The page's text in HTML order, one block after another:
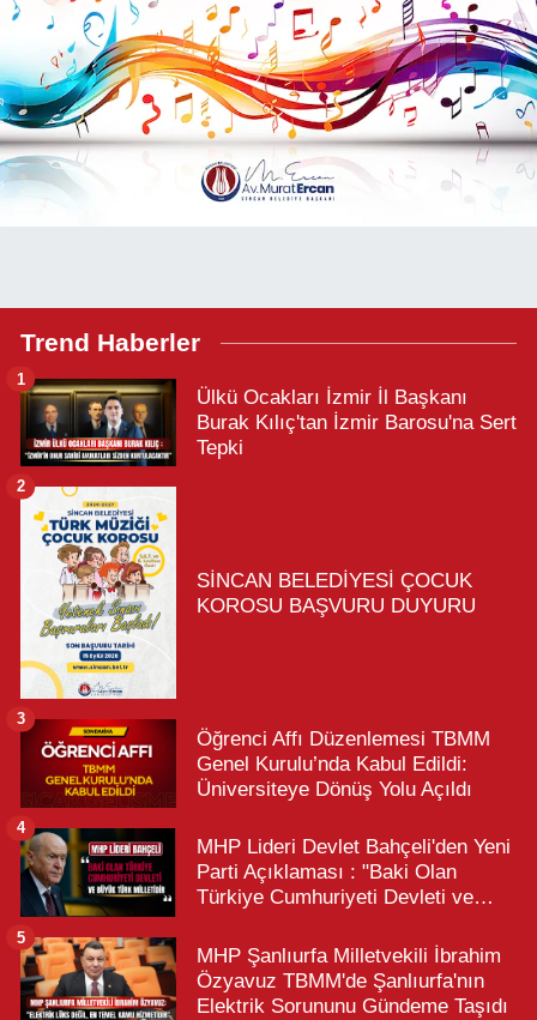
Trend Haberler
Ülkü Ocakları İzmir İl Başkanı
Burak Kılıç'tan İzmir Barosu'na Sert
Tepki
1
SİNCAN BELEDİYESİ ÇOCUK
KOROSU BAŞVURU DUYURU
2
Öğrenci Affı Düzenlemesi TBMM
Genel Kurulu’nda Kabul Edildi:
Üniversiteye Dönüş Yolu Açıldı
3
MHP Lideri Devlet Bahçeli'den Yeni
Parti Açıklaması : "Baki Olan
Türkiye Cumhuriyeti Devleti ve
4
MHP Şanlıurfa Milletvekili İbrahim
Özyavuz TBMM'de Şanlıurfa'nın
Elektrik Sorununu Gündeme Taşıdı
5